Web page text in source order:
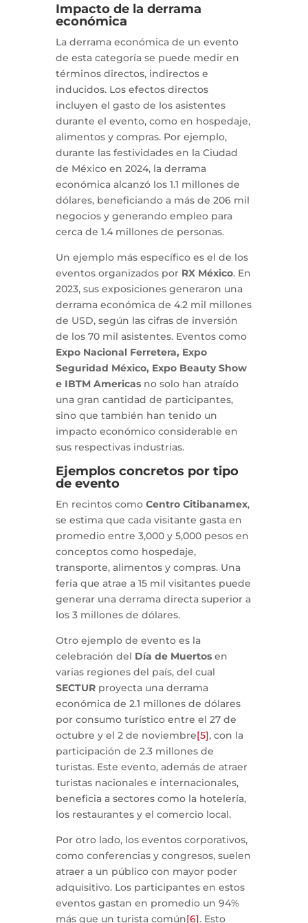
Impacto de la derrama
económica
La derrama económica de un evento
de esta categoría se puede medir en
términos directos, indirectos e
inducidos. Los efectos directos
incluyen el gasto de los asistentes
durante el evento, como en hospedaje,
alimentos y compras. Por ejemplo,
durante las festividades en la Ciudad
de México en 2024, la derrama
económica alcanzó los 1.1 millones de
dólares, beneficiando a más de 206 mil
negocios y generando empleo para
cerca de 1.4 millones de personas.
Un ejemplo más específico es el de los
eventos organizados por RX México. En
2023, sus exposiciones generaron una
derrama económica de 4.2 mil millones
de USD, según las cifras de inversión
de los 70 mil asistentes. Eventos como
Expo Nacional Ferretera, Expo
Seguridad México, Expo Beauty Show
e IBTM Americasno solo han atraído
una gran cantidad de participantes,
sino que también han tenido un
impacto económico considerable en
sus respectivas industrias.
Ejemplos concretos por tipo
de evento
En recintos como Centro Citibanamex,
se estima que cada visitante gasta en
promedio entre 3,000 y 5,000 pesos en
conceptos como hospedaje,
transporte, alimentos y compras. Una
feria que atrae a 15 mil visitantes puede
generar una derrama directa superior a
los 3 millones de dólares.
Otro ejemplo de evento es la
celebración del Día de Muertosen
varias regiones del país, del cual
SECTURproyecta una derrama
económica de 2.1 millones de dólares
por consumo turístico entre el 27 de
octubre y el 2 de noviembre[5], con la
participación de 2.3 millones de
turistas. Este evento, además de atraer
turistas nacionales e internacionales,
beneficia a sectores como la hotelería,
los restaurantes y el comercio local.
Por otro lado, los eventos corporativos,
como conferencias y congresos, suelen
atraer a un público con mayor poder
adquisitivo. Los participantes en estos
eventos gastan en promedio un 94%
más que un turista común[6]. Esto